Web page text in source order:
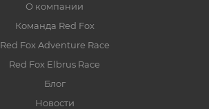
О компании
Команда Red Fox
Red Fox Adventure Race
Red Fox Elbrus Race
Блог
Новости